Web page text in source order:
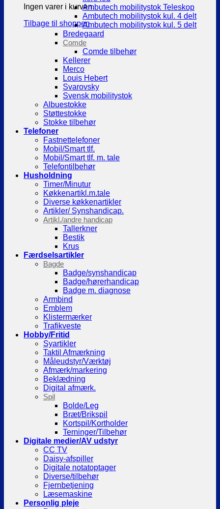
Ingen varer i kurven.
Tilbage til shoppen
Ambutech mobilitystok Teleskop
Ambutech mobilitystok kul. 4 delt
Ambutech mobilitystok kul. 5 delt
Bredegaard
Comde
Comde tilbehør
Kellerer
Merco
Louis Hebert
Svarovsky
Svensk mobilitystok
Albuestokke
Støttestokke
Stokke tilbehør
Telefoner
Fastnettelefoner
Mobil/Smart tlf.
Mobil/Smart tlf. m. tale
Telefontilbehør
Husholdning
Timer/Minutur
Køkkenartikl.m.tale
Diverse køkkenartikler
Artikler/ Synshandicap.
Artikl./andre handicap
Tallerkner
Bestik
Krus
Færdselsartikler
Bagde
Badge/synshandicap
Badge/hørerhandicap
Badge m. diagnose
Armbind
Emblem
Klistermærker
Trafikveste
Hobby/Fritid
Syartikler
Taktil Afmærkning
Måleudstyr/Værktøj
Afmærk/markering
Beklædning
Digital afmærk.
Spil
Bolde/Leg
Bræt/Brikspil
Kortspil/Kortholder
Terninger/Tilbehør
Digitale medier/AV udstyr
CC TV
Daisy-afspiller
Digitale notatoptager
Diverse/tilbehør
Fjernbetjening
Læsemaskine
Personlig pleje